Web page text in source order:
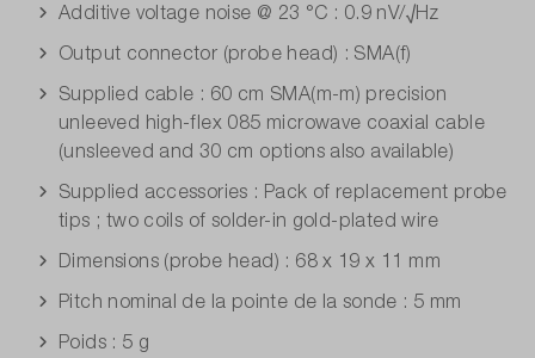
Additive voltage noise @ 23 °C : 0.9 nV/√Hz
Output connector (probe head) : SMA(f)
Supplied cable : 60 cm SMA(m-m) precision
unleeved high-flex 085 microwave coaxial cable
(unsleeved and 30 cm options also available)
Supplied accessories : Pack of replacement probe
tips ; two coils of solder-in gold-plated wire
Dimensions (probe head) : 68 x 19 x 11 mm
Pitch nominal de la pointe de la sonde : 5 mm
Poids : 5 g